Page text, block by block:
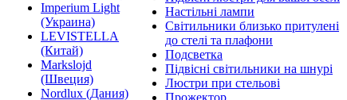
Imperium Light
(Украина)
LEVISTELLA
(Китай)
Markslojd
(Швеция)
Nordlux (Дания)
Настільні лампи
Світильники близько притулені
до стелі та плафони
Подсветка
Підвісні світильники на шнурі
Люстри при стельові
Прожектор